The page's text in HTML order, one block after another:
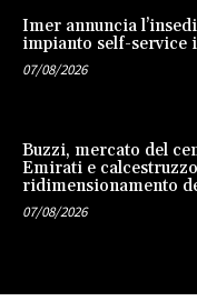
Imer annuncia
impianto self-service
07/08/2026
Buzzi, mercato del
Emirati e
ridimensionamento
07/08/2026